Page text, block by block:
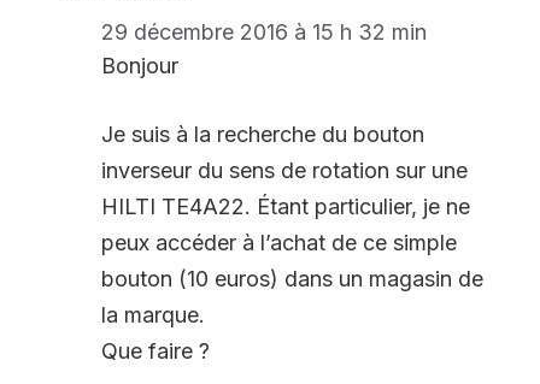
29 décembre 2016 à 15 h 32 min
Bonjour
Je suis à la recherche du bouton
inverseur du sens de rotation sur une
HILTI TE4A22. Étant particulier, je ne
peux accéder à l’achat de ce simple
bouton (10 euros) dans un magasin de
la marque.
Que faire ?